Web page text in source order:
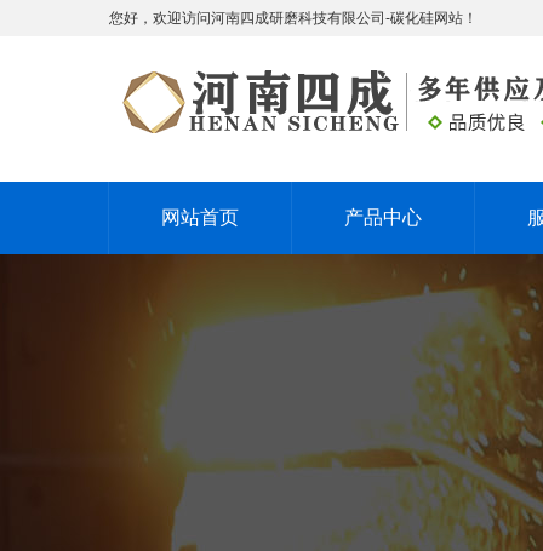
您好，欢迎访问河南四成研磨科技有限公司-碳化硅网站！
网站首页 产品中心